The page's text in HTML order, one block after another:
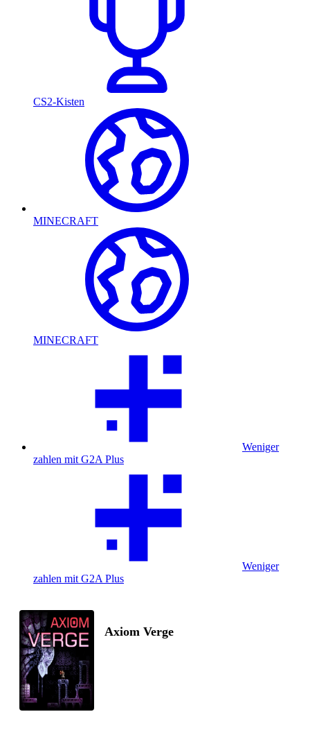
CS2-Kisten
MINECRAFT
MINECRAFT
Weniger
zahlen mit G2A Plus
Weniger
zahlen mit G2A Plus
Axiom Verge